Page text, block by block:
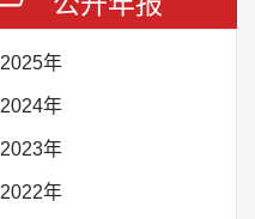
2025年
2024年
2023年
2022年